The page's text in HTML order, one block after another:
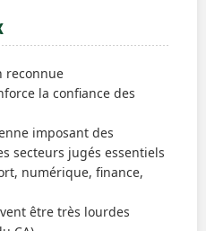
reconnue
la confiance des
imposant des
secteurs jugés essentiels
numérique, finance,
être très lourdes